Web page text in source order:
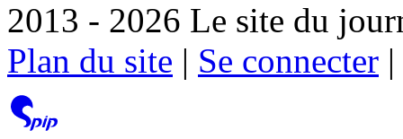
2013 - 2026 Le site du
Plan du site | Se connecter |